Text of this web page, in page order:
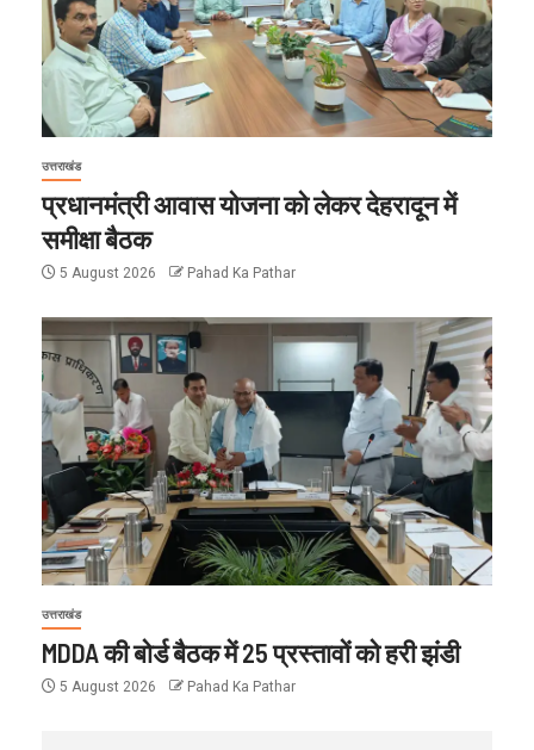
उत्तराखंड
प्रधानमंत्री आवास योजना को लेकर देहरादून में
समीक्षा बैठक
5 August 2026 Pahad Ka Pathar
उत्तराखंड
MDDA की बोर्ड बैठक में 25 प्रस्तावों को हरी झंडी
5 August 2026 Pahad Ka Pathar